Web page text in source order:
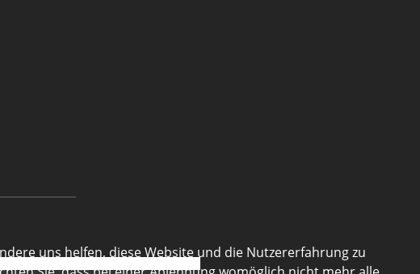
uns helfen, diese Website und die Nutzererfahrung zu